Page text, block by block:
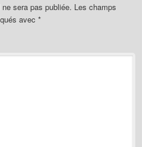
sera pas publiée. Les champs
avec*